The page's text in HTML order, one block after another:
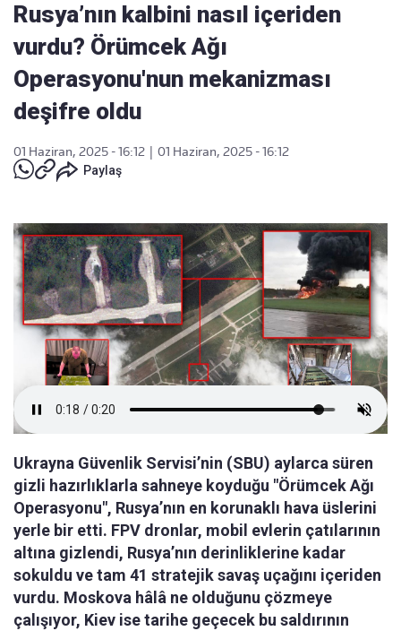
Rusya’nın kalbini nasıl içeriden
vurdu? Örümcek Ağı
Operasyonu'nun mekanizması
deşifre oldu
01 Haziran, 2025 - 16:12
01 Haziran, 2025 - 16:12
Paylaş
Ukrayna Güvenlik Servisi’nin (SBU) aylarca süren
gizli hazırlıklarla sahneye koyduğu "Örümcek Ağı
Operasyonu", Rusya’nın en korunaklı hava üslerini
yerle bir etti. FPV dronlar, mobil evlerin çatılarının
altına gizlendi, Rusya’nın derinliklerine kadar
sokuldu ve tam 41 stratejik savaş uçağını içeriden
vurdu. Moskova hâlâ ne olduğunu çözmeye
çalışıyor, Kiev ise tarihe geçecek bu saldırının